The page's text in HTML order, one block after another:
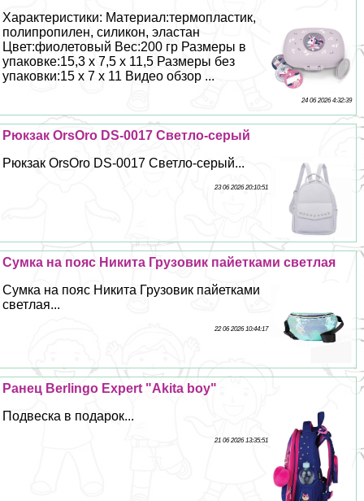
Хаpaктеристики: Материал:термопластик,
полипропилен, силикон, эластан
Цвет:фиолетовый Вес:200 гр Размеры в
упаковке:15,3 х 7,5 х 11,5 Размеры без
упаковки:15 х 7 х 11 Видео обзор ...
24 06 2026 4:32:39
Рюкзак OrsOro DS-0017 Светло-серый
Рюкзак OrsOro DS-0017 Светло-серый...
23 06 2026 20:10:51
Сумка на пояс Никита Грузовик пайетками светлая
Сумка на пояс Никита Грузовик пайетками
светлая...
22 06 2026 10:44:17
Ранец Berlingo Expert "Akita boy"
Подвеска в подарок...
21 06 2026 13:35:51